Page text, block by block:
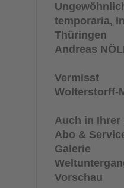
temporaria,
Thüringen
Andreas
Vermisst
Wolterstorff-
Auch in Ihrer
Abo &
Galerie
Vorschau